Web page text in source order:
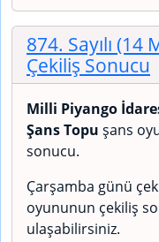
874. Sayılı (14
Çekiliş Sonucu
Milli Piyango
Şans Topu şans
sonucu.
Çarşamba günü
oyununun çekiliş
ulaşabilirsiniz.